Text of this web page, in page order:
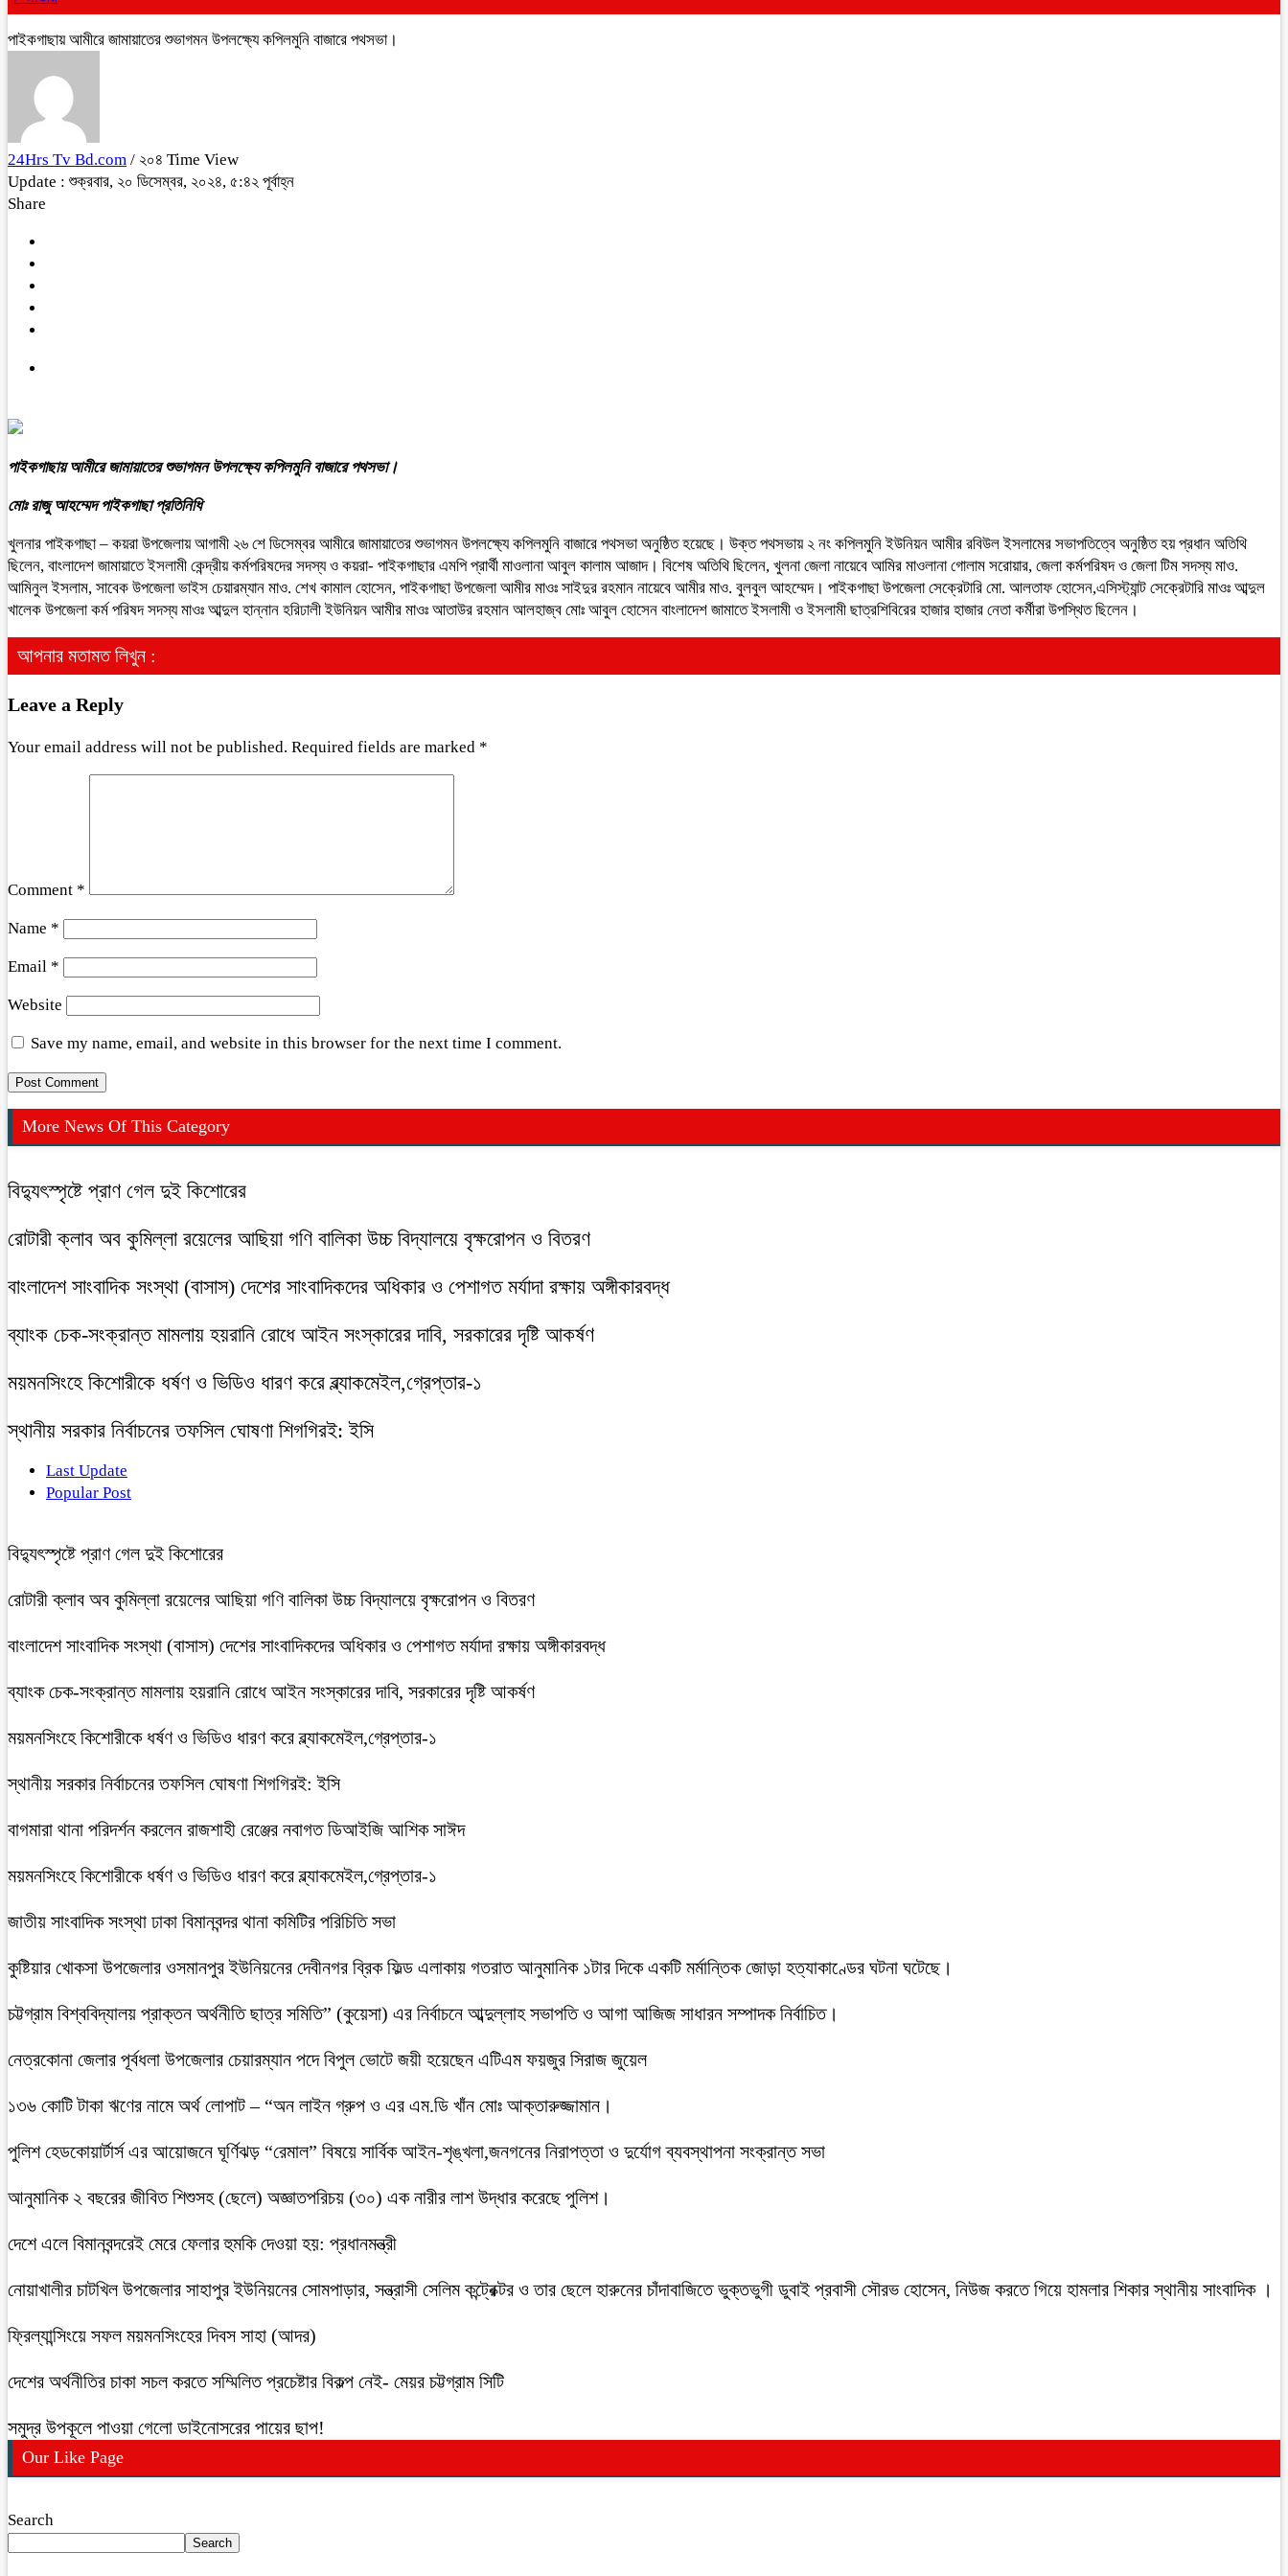
পাইকগাছায় আমীরে জামায়াতের শুভাগমন উপলক্ষ্যে কপিলমুনি বাজারে পথসভা।
24Hrs Tv Bd.com / ২০৪ Time View
Update : শুক্রবার, ২০ ডিসেম্বর, ২০২৪, ৫:৪২ পূর্বাহ্ন
Share
পাইকগাছায় আমীরে জামায়াতের শুভাগমন উপলক্ষ্যে কপিলমুনি বাজারে পথসভা।
মোঃ রাজু আহম্মেদ পাইকগাছা প্রতিনিধি
খুলনার পাইকগাছা – কয়রা উপজেলায় আগামী ২৬ শে ডিসেম্বর আমীরে জামায়াতের শুভাগমন উপলক্ষ্যে কপিলমুনি বাজারে পথসভা অনুষ্ঠিত হয়েছে। উক্ত পথসভায় ২ নং কপিলমুনি ইউনিয়ন আমীর রবিউল ইসলামের সভাপতিত্বে অনুষ্ঠিত হয় প্রধান অতিথি
ছিলেন, বাংলাদেশ জামায়াতে ইসলামী কেন্দ্রীয় কর্মপরিষদের সদস্য ও কয়রা- পাইকগাছার এমপি প্রার্থী মাওলানা আবুল কালাম আজাদ। বিশেষ অতিথি ছিলেন, খুলনা জেলা নায়েবে আমির মাওলানা গোলাম সরোয়ার, জেলা কর্মপরিষদ ও জেলা টিম সদস্য মাও.
আমিনুল ইসলাম, সাবেক উপজেলা ভাইস চেয়ারম্যান মাও. শেখ কামাল হোসেন, পাইকগাছা উপজেলা আমীর মাওঃ সাইদুর রহমান নায়েবে আমীর মাও. বুলবুল আহম্মেদ। পাইকগাছা উপজেলা সেক্রেটারি মো. আলতাফ হোসেন,এসিস্ট্যান্ট সেক্রেটারি মাওঃ আব্দুল
খালেক উপজেলা কর্ম পরিষদ সদস্য মাওঃ আব্দুল হান্নান হরিঢালী ইউনিয়ন আমীর মাওঃ আতাউর রহমান আলহাজ্ব মোঃ আবুল হোসেন বাংলাদেশ জামাতে ইসলামী ও ইসলামী ছাত্রশিবিরের হাজার হাজার নেতা কর্মীরা উপস্থিত ছিলেন।
আপনার মতামত লিখুন :
Leave a Reply
Your email address will not be published. Required fields are marked *
Comment *
Name *
Email *
Website
Save my name, email, and website in this browser for the next time I comment.
More News Of This Category
বিদ্যুৎস্পৃষ্টে প্রাণ গেল দুই কিশোরের
রোটারী ক্লাব অব কুমিল্লা রয়েলের আছিয়া গণি বালিকা উচ্চ বিদ্যালয়ে বৃক্ষরোপন ও বিতরণ
বাংলাদেশ সাংবাদিক সংস্থা (বাসাস) দেশের সাংবাদিকদের অধিকার ও পেশাগত মর্যাদা রক্ষায় অঙ্গীকারবদ্ধ
ব্যাংক চেক-সংক্রান্ত মামলায় হয়রানি রোধে আইন সংস্কারের দাবি, সরকারের দৃষ্টি আকর্ষণ
ময়মনসিংহে কিশোরীকে ধর্ষণ ও ভিডিও ধারণ করে ব্ল্যাকমেইল,গ্রেপ্তার-১
স্থানীয় সরকার নির্বাচনের তফসিল ঘোষণা শিগগিরই: ইসি
Last Update
Popular Post
বিদ্যুৎস্পৃষ্টে প্রাণ গেল দুই কিশোরের
রোটারী ক্লাব অব কুমিল্লা রয়েলের আছিয়া গণি বালিকা উচ্চ বিদ্যালয়ে বৃক্ষরোপন ও বিতরণ
বাংলাদেশ সাংবাদিক সংস্থা (বাসাস) দেশের সাংবাদিকদের অধিকার ও পেশাগত মর্যাদা রক্ষায় অঙ্গীকারবদ্ধ
ব্যাংক চেক-সংক্রান্ত মামলায় হয়রানি রোধে আইন সংস্কারের দাবি, সরকারের দৃষ্টি আকর্ষণ
ময়মনসিংহে কিশোরীকে ধর্ষণ ও ভিডিও ধারণ করে ব্ল্যাকমেইল,গ্রেপ্তার-১
স্থানীয় সরকার নির্বাচনের তফসিল ঘোষণা শিগগিরই: ইসি
বাগমারা থানা পরিদর্শন করলেন রাজশাহী রেঞ্জের নবাগত ডিআইজি আশিক সাঈদ
ময়মনসিংহে কিশোরীকে ধর্ষণ ও ভিডিও ধারণ করে ব্ল্যাকমেইল,গ্রেপ্তার-১
জাতীয় সাংবাদিক সংস্থা ঢাকা বিমানবন্দর থানা কমিটির পরিচিতি সভা
কুষ্টিয়ার খোকসা উপজেলার ওসমানপুর ইউনিয়নের দেবীনগর ব্রিক ফিল্ড এলাকায় গতরাত আনুমানিক ১টার দিকে একটি মর্মান্তিক জোড়া হত্যাকাণ্ডের ঘটনা ঘটেছে।
চট্টগ্রাম বিশ্ববিদ্যালয় প্রাক্তন অর্থনীতি ছাত্র সমিতি” (কুয়েসা) এর নির্বাচনে আব্দুল্লাহ সভাপতি ও আগা আজিজ সাধারন সম্পাদক নির্বাচিত।
নেত্রকোনা জেলার পূর্বধলা উপজেলার চেয়ারম্যান পদে বিপুল ভোটে জয়ী হয়েছেন এটিএম ফয়জুর সিরাজ জুয়েল
১৩৬ কোটি টাকা ঋণের নামে অর্থ লোপাট – “অন লাইন গ্রুপ ও এর এম.ডি খাঁন মোঃ আক্তারুজ্জামান।
পুলিশ হেডকোয়ার্টার্স এর আয়োজনে ঘূর্ণিঝড় “রেমাল” বিষয়ে সার্বিক আইন-শৃঙ্খলা,জনগনের নিরাপত্তা ও দুর্যোগ ব্যবস্থাপনা সংক্রান্ত সভা
আনুমানিক ২ বছরের জীবিত শিশুসহ (ছেলে) অজ্ঞাতপরিচয় (৩০) এক নারীর লাশ উদ্ধার করেছে পুলিশ।
দেশে এলে বিমানবন্দরেই মেরে ফেলার হুমকি দেওয়া হয়: প্রধানমন্ত্রী
নোয়াখালীর চাটখিল উপজেলার সাহাপুর ইউনিয়নের সোমপাড়ার, সন্ত্রাসী সেলিম কন্ট্রেক্টর ও তার ছেলে হারুনের চাঁদাবাজিতে ভুক্তভুগী ডুবাই প্রবাসী সৌরভ হোসেন, নিউজ করতে গিয়ে হামলার শিকার স্থানীয় সাংবাদিক ।
ফ্রিল্যান্সিংয়ে সফল ময়মনসিংহের দিবস সাহা (আদর)
দেশের অর্থনীতির চাকা সচল করতে সম্মিলিত প্রচেষ্টার বিকল্প নেই- মেয়র চট্টগ্রাম সিটি
সমুদ্র উপকূলে পাওয়া গেলো ডাইনোসরের পায়ের ছাপ!
Our Like Page
Search
Search